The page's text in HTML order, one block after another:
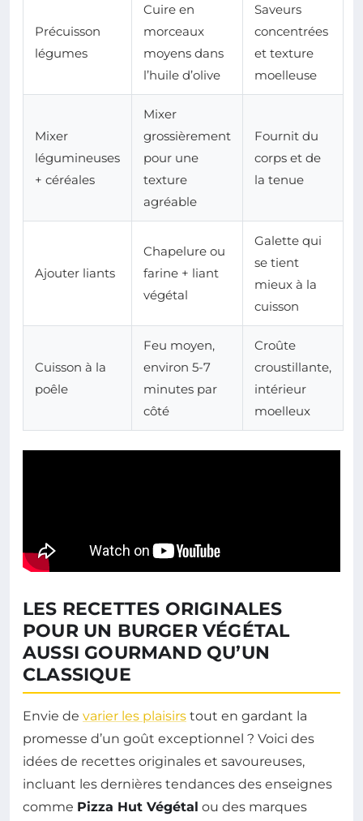
Précuisson
légumes
Cuire en
morceaux
moyens dans
l’huile d’olive
Saveurs
concentrées
et texture
moelleuse
Mixer
légumineuses
+ céréales
Mixer
grossièrement
pour une
texture
agréable
Fournit du
corps et de
la tenue
Ajouter liants
Chapelure ou
farine + liant
végétal
Galette qui
se tient
mieux à la
cuisson
Cuisson à la
poêle
Feu moyen,
environ 5-7
minutes par
côté
Croûte
croustillante,
intérieur
moelleux
LES RECETTES ORIGINALES
POUR UN BURGER VÉGÉTAL
AUSSI GOURMAND QU’UN
CLASSIQUE
Envie de varier les plaisirs tout en gardant la
promesse d’un goût exceptionnel ? Voici des
idées de recettes originales et savoureuses,
incluant les dernières tendances des enseignes
comme Pizza Hut Végétal ou des marques